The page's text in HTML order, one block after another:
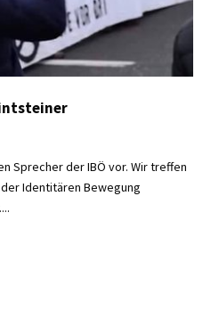
Sprecher der IBÖ vor. Wir treffen
Identitären Bewegung